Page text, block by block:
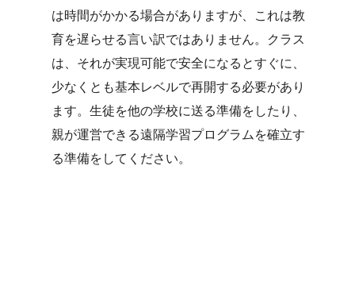
は時間がかかる場合がありますが、これは教
育を遅らせる言い訳ではありません。クラス
は、それが実現可能で安全になるとすぐに、
少なくとも基本レベルで再開する必要があり
ます。生徒を他の学校に送る準備をしたり、
親が運営できる遠隔学習プログラムを確立す
る準備をしてください。